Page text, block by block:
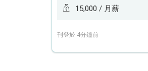
15,000 / 月薪
刊登於 4分鐘前